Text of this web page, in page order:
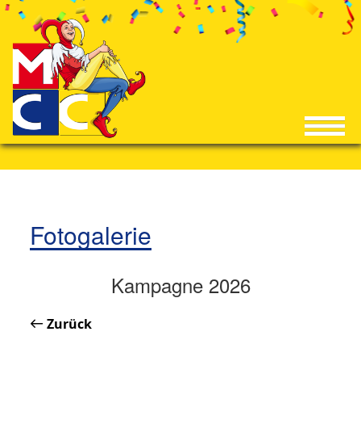
Fotogalerie
Kampagne 2026
Zurück